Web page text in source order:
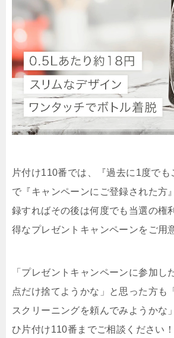
片付け110番では、『過去に1度でも
で『キャンペーンにご登録された方
録すればその後は何度でも当選の権
得なプレゼントキャンペーンをご用
「プレゼントキャンペーンに参加し
点だけ捨てようかな」と思った方も
スクリーニングを頼んでみようかな
ひ片付け110番までご相談ください！